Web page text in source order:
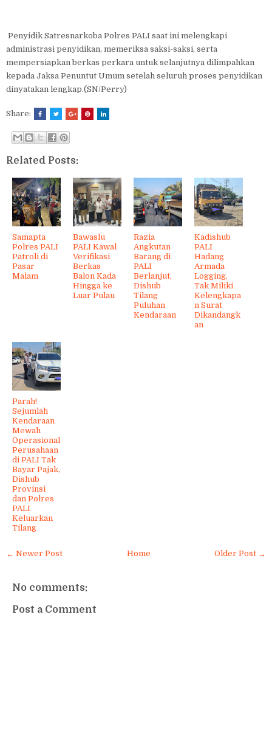
Penyidik Satresnarkoba Polres PALI saat ini melengkapi
administrasi penyidikan, memeriksa saksi-saksi, serta
mempersiapkan berkas perkara untuk selanjutnya dilimpahkan
kepada Jaksa Penuntut Umum setelah seluruh proses penyidikan
dinyatakan lengkap.(SN/Perry)
Share:
Related Posts:
Samapta
Polres PALI
Patroli di
Pasar
Malam
Bawaslu
PALI Kawal
Verifikasi
Berkas
Balon Kada
Hingga ke
Luar Pulau
Razia
Angkutan
Barang di
PALI
Berlanjut,
Dishub
Tilang
Puluhan
Kendaraan
Kadishub
PALI
Hadang
Armada
Logging,
Tak Miliki
Kelengkapa
n Surat
Dikandangk
an
Parah!
Sejumlah
Kendaraan
Mewah
Operasional
Perusahaan
di PALI Tak
Bayar Pajak,
Dishub
Provinsi
dan Polres
PALI
Keluarkan
Tilang
← Newer Post Older Post →
Home
No comments:
Post a Comment